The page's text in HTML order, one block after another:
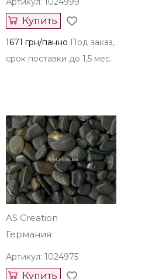
Купить
1671 грн/панно Под заказ,
срок поставки до 1,5 мес.
AS Creation
Германия
Артикул: 1024975
Купить